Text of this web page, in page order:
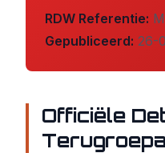
RDW Referentie:
Gepubliceerd: 26-
Officiële